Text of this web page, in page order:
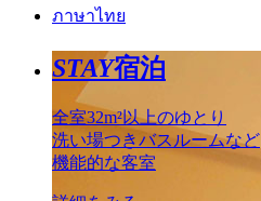
ภาษาไทย
STAY宿泊
全室32m²以上のゆとり
洗い場つきバスルームなど
機能的な客室